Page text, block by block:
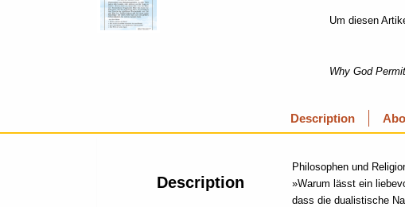
Um diesen
Why God
Description
Description
Philosophen und
»Warum lässt ein
dass die dualistische